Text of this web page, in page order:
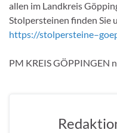
allen im LandkreisG
Stolpersteinen finden Sie
https://stolpersteine–
PM KREISGÖPPINGEN